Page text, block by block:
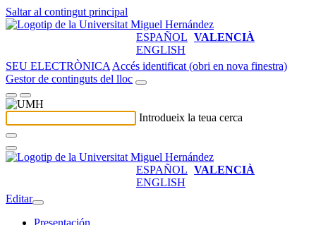
Saltar al contingut principal
ESPAÑOL VALENCIÀ
ENGLISH
SEU ELECTRÒNICA Accés identificat (obri en nova finestra)
Gestor de continguts del lloc
Introdueix la teua cerca
ESPAÑOL VALENCIÀ
ENGLISH
Editar
Presentación